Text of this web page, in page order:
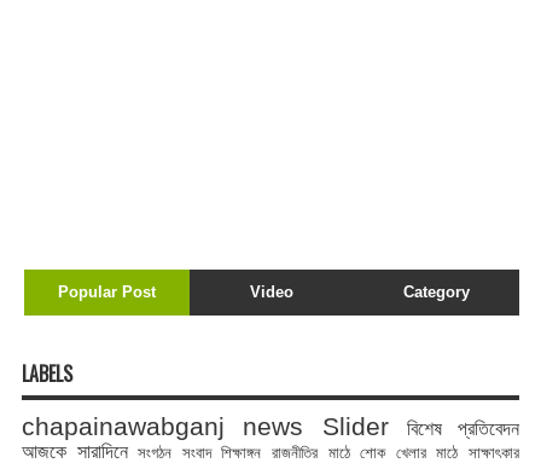
Popular Post Video Category
LABELS
chapainawabganj news Slider
বিশেষ প্রতিবেদন
আজকে সারাদিনে সংগঠন সংবাদ শিক্ষাঙ্গন রাজনীতির মাঠে শোক খেলার মাঠে
সাক্ষাৎকার